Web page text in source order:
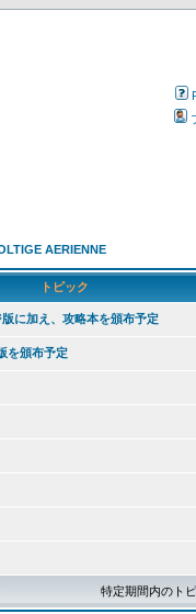
AERIENNE
トピック
に加え、攻略本を頒布予定
を頒布予定
特定期間内のト